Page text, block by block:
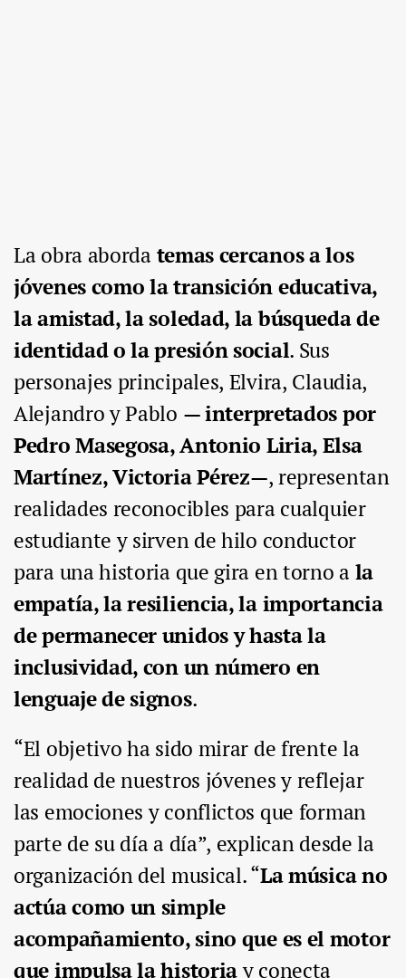
La obra aborda temas cercanos a los
jóvenes como la transición educativa,
la amistad, la soledad, la búsqueda de
identidad o la presión social. Sus
personajes principales, Elvira, Claudia,
Alejandro y Pablo — interpretados por
Pedro Masegosa, Antonio Liria, Elsa
Martínez, Victoria Pérez—, representan
realidades reconocibles para cualquier
estudiante y sirven de hilo conductor
para una historia que gira en torno a la
empatía, la resiliencia, la importancia
de permanecer unidos y hasta la
inclusividad, con un número en
lenguaje de signos.
“El objetivo ha sido mirar de frente la
realidad de nuestros jóvenes y reflejar
las emociones y conflictos que forman
parte de su día a día”, explican desde la
organización del musical. “La música no
actúa como un simple
acompañamiento, sino que es el motor
que impulsa la historiay conecta